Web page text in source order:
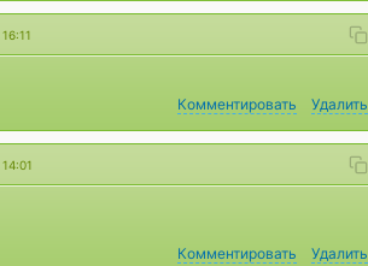
16:11
Комментировать
Удалить
14:01
Комментировать
Удалить